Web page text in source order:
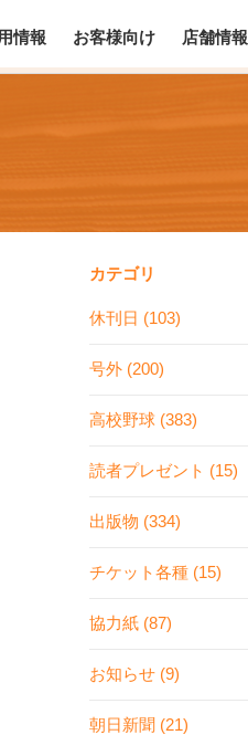
情報 お客様向け 店舗情報
カテゴリ
休刊日 (103)
号外 (200)
高校野球 (383)
読者プレゼント (15)
出版物 (334)
チケット各種 (15)
協力紙 (87)
お知らせ (9)
朝日新聞 (21)